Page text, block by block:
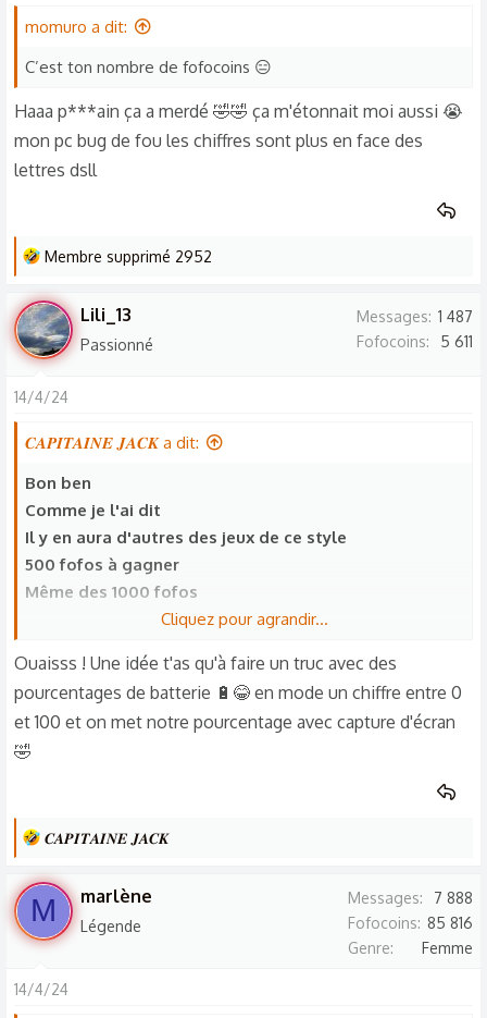
o
s
:
momuro a dit:
C’est ton nombre de fofocoins 😑
Haaa p***ain ça a merdé 🤣🤣 ça m'étonnait moi aussi 😭
mon pc bug de fou les chiffres sont plus en face des
lettres dsll
L
s
r
é
c
o
n
s
Membre supprimé 2952
Lili_13
Passionné
Messages 1 487
Fofocoins
5 611
14/4/24
𝑪𝑨𝑷𝑰𝑻𝑨𝑰𝑵𝑬 𝑱𝑨𝑪𝑲 a dit:
Bon ben
Comme je l'ai dit
Il y en aura d'autres des jeux de ce style
500 fofos à gagner
Même des 1000 fofos
En fin d'année, ne soyez pas surpris à avoir du 10.000
Le truc, ça va être de trouver des scénarios
Manque de bol, je suis nul pour ces loteries
Après si vous avez des idées
Cliquez pour agrandir...
Ouaisss ! Une idée t'as qu'à faire un truc avec des
pourcentages de batterie 🔋😂 en mode un chiffre entre 0
et 100 et on met notre pourcentage avec capture d'écran
🤣
L
s
r
é
c
𝑪𝑨𝑷𝑰𝑻𝑨𝑰𝑵𝑬 𝑱𝑨𝑪𝑲
M marlène
Légende
Messages
7 888
Fofocoins 85 816
Genre
Femme
14/4/24